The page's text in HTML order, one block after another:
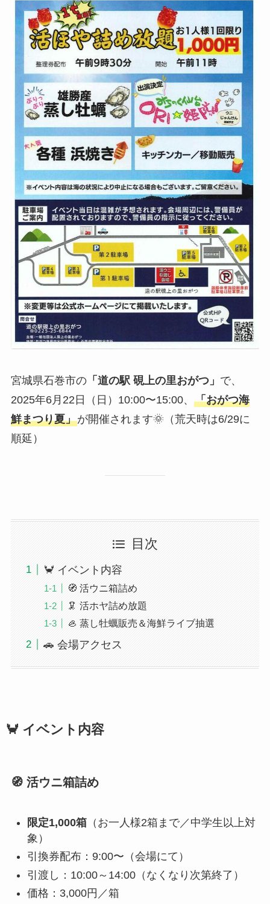
宮城県石巻市の「道の駅 硯上の里おがつ」 で、
2025年6月22日（日）10:00〜15:00、 「おがつ海
鮮まつり夏」が開催されます🌞（荒天時は6/29に
順延）
目次
🦀 イベント内容
🧭 活ウニ箱詰め
🦑 活ホヤ詰め放題
🦪 蒸し牡蠣販売＆海鮮ライブ抽選
🚗 会場アクセス
🦀 イベント内容
🧭 活ウニ箱詰め
限定1,000箱（お一人様2箱まで／中学生以上対
象）
引換券配布：9:00〜（会場にて）
引渡し：10:00～14:00（なくなり次第終了）
価格：3,000円／箱